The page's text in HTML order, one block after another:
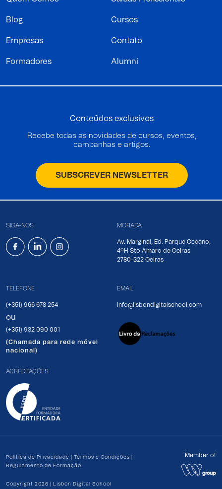
Blog Cursos
Empresas Contato
Formadores Alumni
Conteúdos exclusivos
Recebe todas as novidades de cursos, eventos,
campanhas e artigos.
SUBSCREVER NEWSLETTER
SIGA-NOS MORADA
Av. Marginal, Ed. Parque Oceano,
4ºH Sto Amaro de Oeiras
2780-322 Oeiras
TELEFONE
(+351) 966 678 254
ou
(+351) 932 090 001
(Chamada para rede móvel
nacional)
EMAIL
info@lisbondigitalschool.com
ACREDITAÇÕES
Política de Privacidade Termos e Condições
Regulamento de Formação
Copyright 2026 | Lisbon Digital School
Member of